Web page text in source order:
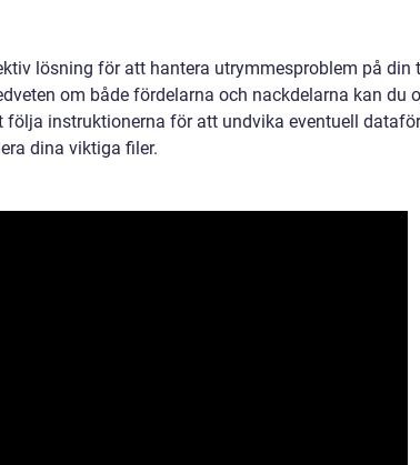
lösning för att hantera utrymmesproblem på din
om både fördelarna och nackdelarna kan du
följa instruktionerna för att undvika eventuell
dina viktiga filer.